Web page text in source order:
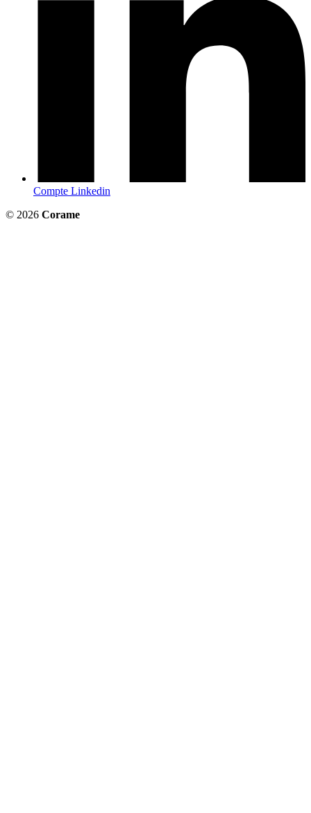
Compte Linkedin
© 2026 Corame